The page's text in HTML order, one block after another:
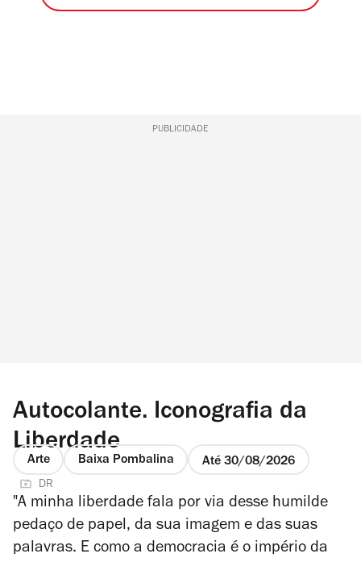
PUBLICIDADE
Autocolante. Iconografia da
Liberdade
Arte Baixa Pombalina Até 30/08/2026
DR
"A minha liberdade fala por via desse humilde
pedaço de papel, da sua imagem e das suas
palavras. E como a democracia é o império da